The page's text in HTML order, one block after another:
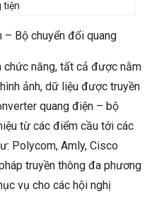
tiện
– Bộ chuyển đổi quang
chức năng, tất cả được nằm
ảnh, dữ liệu được truyền
quang điện – bộ
từ các điểm cầu tới các
Polycom, Amly, Cisco
truyền thông đa phương
vụ cho các hội nghị